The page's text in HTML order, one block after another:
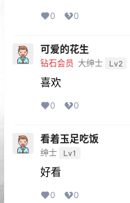
0 0
可爱的花生
钻石会员 大绅士 Lv2
喜欢
0 0
看着玉足吃饭
绅士 Lv1
好看
0 0